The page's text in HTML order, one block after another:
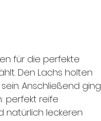
für die perfekte
Den Lachs holten
Anschließend ging
perfekt reife
natürlich leckeren